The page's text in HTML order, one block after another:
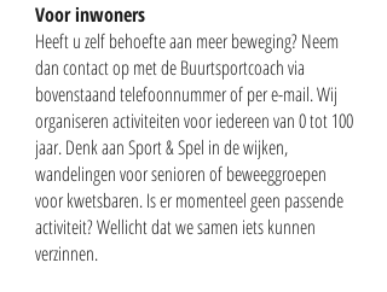
Voor inwoners
Heeft u zelf behoefte aan meer beweging? Neem
dan contact op met de Buurtsportcoach via
bovenstaand telefoonnummer of per e-mail. Wij
organiseren activiteiten voor iedereen van 0 tot 100
jaar. Denk aan Sport & Spel in de wijken,
wandelingen voor senioren of beweeggroepen
voor kwetsbaren. Is er momenteel geen passende
activiteit? Wellicht dat we samen iets kunnen
verzinnen.